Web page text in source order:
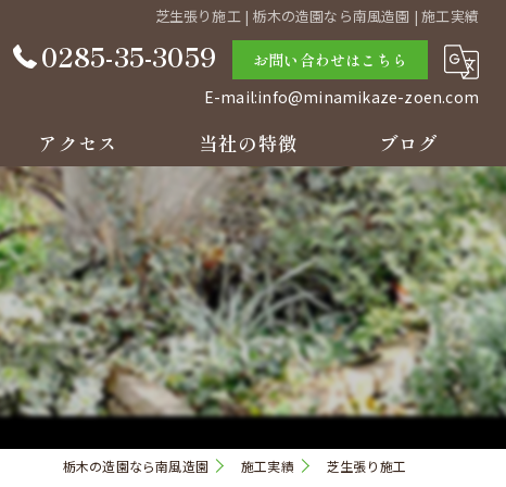
芝生張り施工 | 栃木の造園なら南風造園 | 施工実績
0285-35-3059
お問い合わせはこちら
E-mail:info@minamikaze-zoen.com
アクセス 当社の特徴
庭
草刈り
剪定
リフォーム
見積り
ブログ
コラム
栃木の造園なら南風造園 施工実績 芝生張り施工